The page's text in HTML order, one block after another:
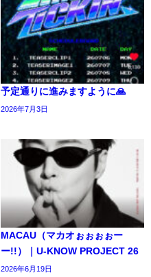
予定通りに進みますように🙏
2026年7月3日
MACAU（マカオぉぉぉぉー
ー!!）｜U-KNOW PROJECT 26
2026年6月19日